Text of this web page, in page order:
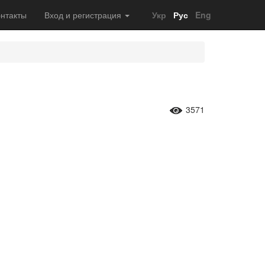
Вход и регистрация Укр Рус Eng
3571